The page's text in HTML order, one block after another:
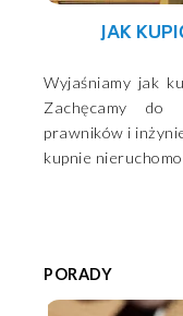
JAK
Wyjaśniamy jak
Zachęcamy do
prawników i
kupnie
PORADY